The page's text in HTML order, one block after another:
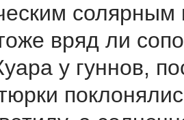
солярным
вряд ли
у гуннов,